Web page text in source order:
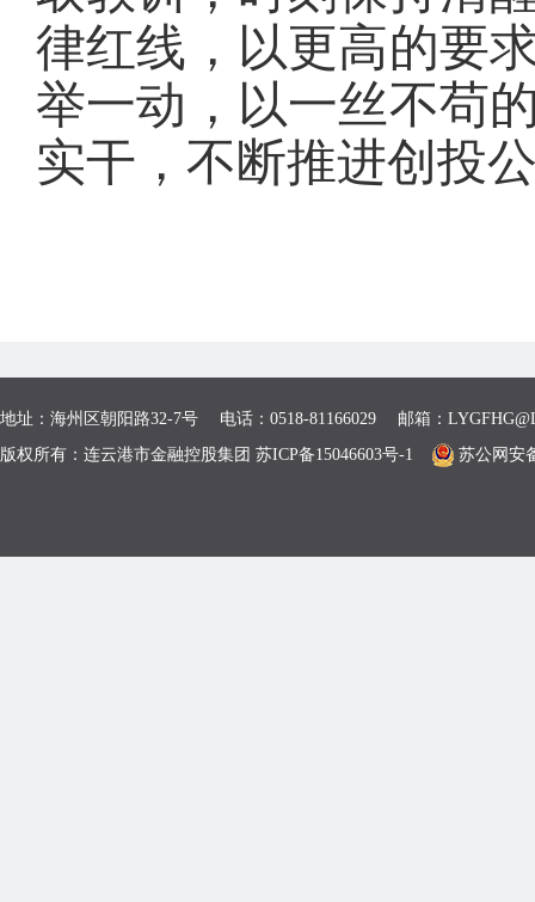
律红线，以更高的要
举一动，以一丝不苟
实干，不断推进创投
地址：海州区朝阳路32-7号 电话：0518-81166029 邮箱：
版权所有：连云港市金融控股集团 苏ICP备15046603号-1
苏公网安